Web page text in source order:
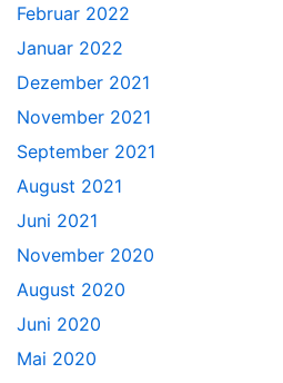
Februar 2022
Januar 2022
Dezember 2021
November 2021
September 2021
August 2021
Juni 2021
November 2020
August 2020
Juni 2020
Mai 2020